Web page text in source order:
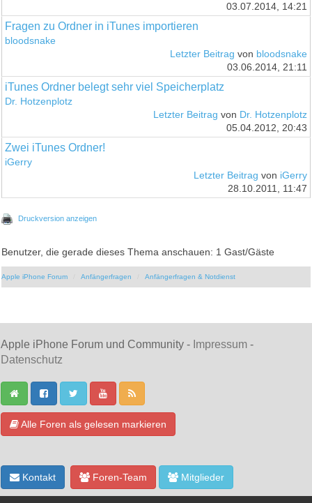
03.07.2014, 14:21
Fragen zu Ordner in iTunes importieren
bloodsnake
Letzter Beitrag von bloodsnake
03.06.2014, 21:11
iTunes Ordner belegt sehr viel Speicherplatz
Dr. Hotzenplotz
Letzter Beitrag von Dr. Hotzenplotz
05.04.2012, 20:43
Zwei iTunes Ordner!
iGerry
Letzter Beitrag von iGerry
28.10.2011, 11:47
Druckversion anzeigen
Benutzer, die gerade dieses Thema anschauen: 1 Gast/Gäste
Apple iPhone Forum Anfängerfragen Anfängerfragen & Notdienst
Apple iPhone Forum und Community - Impressum -
Datenschutz
Alle Foren als gelesen markieren
Kontakt Foren-Team Mitglieder